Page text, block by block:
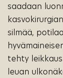
saadaan
silmää,
tehty
leuan